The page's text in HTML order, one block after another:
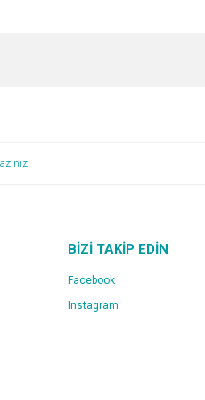
BİZİ TAKİP EDİN
Facebook
Instagram